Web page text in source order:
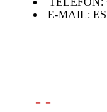
E-MAIL:
- -